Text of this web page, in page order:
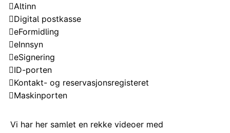
Altinn
Digital postkasse
eFormidling
eInnsyn
eSignering
ID-porten
Kontakt- og reservasjonsregisteret
Maskinporten
Vi har her samlet en rekke videoer med